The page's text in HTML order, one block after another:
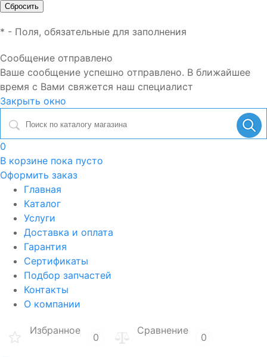
* - Поля, обязательные для заполнения
Сообщение отправлено
Ваше сообщение успешно отправлено. В ближайшее
время с Вами свяжется наш специалист
Закрыть окно
0
В корзине пока пусто
Оформить заказ
Главная
Каталог
Услуги
Доставка и оплата
Гарантия
Сертификаты
Подбор запчастей
Контакты
О компании
Избранное
0
Сравнение
0